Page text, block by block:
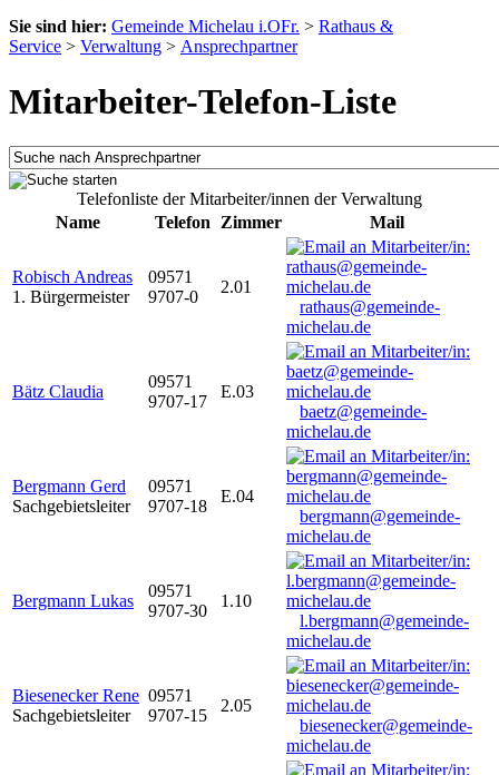
Sie sind hier: Gemeinde Michelau i.OFr. > Rathaus &
Service > Verwaltung > Ansprechpartner
Mitarbeiter-Telefon-Liste
Telefonliste der Mitarbeiter/innen der Verwaltung
Name
Telefon Zimmer Mail
Robisch Andreas
1. Bürgermeister
09571
9707-0
2.01
rathaus@gemeinde-
michelau.de
Bätz Claudia
09571
9707-17
E.03
baetz@gemeinde-
michelau.de
Bergmann Gerd
Sachgebietsleiter
09571
9707-18
E.04
bergmann@gemeinde-
michelau.de
Bergmann Lukas
09571
9707-30
1.10
l.bergmann@gemeinde-
michelau.de
Biesenecker Rene
Sachgebietsleiter
09571
9707-15
2.05
biesenecker@gemeinde-
michelau.de